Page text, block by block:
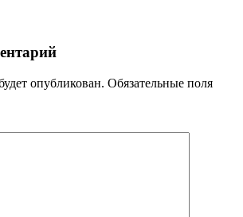
опубликован. Обязательные поля